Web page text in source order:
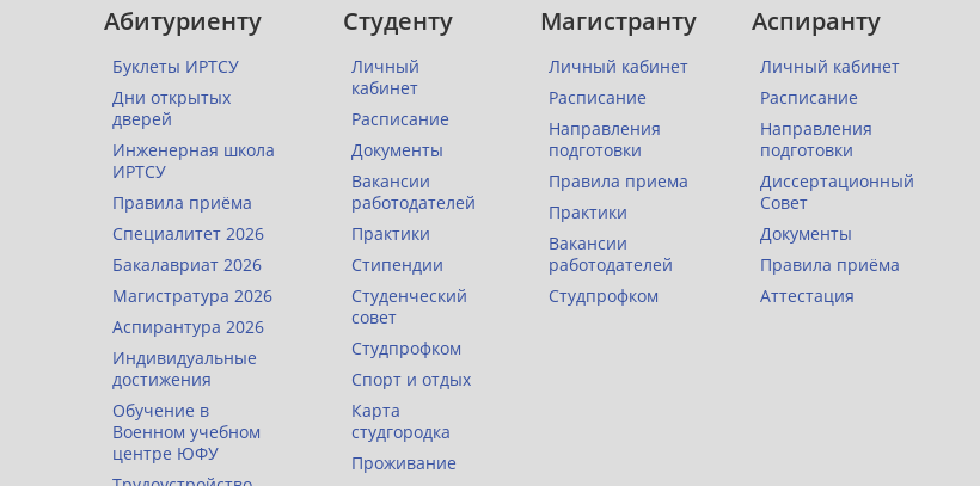
Абитуриенту
Буклеты ИРТСУ
Дни открытых
дверей
Инженерная школа
ИРТСУ
Правила приёма
Специалитет 2026
Бакалавриат 2026
Магистратура 2026
Аспирантура 2026
Индивидуальные
достижения
Обучение в
Военном учебном
центре ЮФУ
Студенту
Личный
кабинет
Расписание
Документы
Вакансии
работодателей
Практики
Стипендии
Студенческий
совет
Студпрофком
Спорт и отдых
Карта
студгородка
Проживание
Магистранту
Личный кабинет
Расписание
Направления
подготовки
Правила приема
Практики
Вакансии
работодателей
Студпрофком
Аспиранту
Личный кабинет
Расписание
Направления
подготовки
Диссертационный
Совет
Документы
Правила приёма
Аттестация